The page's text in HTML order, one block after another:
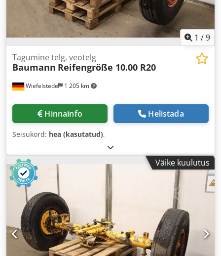
1 /9
Wiefelstede 1 205 km
Tagumine telg, veotelg
Baumann Reifengröße 10.00 R20
Hinnainfo Helistada
Seisukord: hea (kasutatud),
Väike kuulutus